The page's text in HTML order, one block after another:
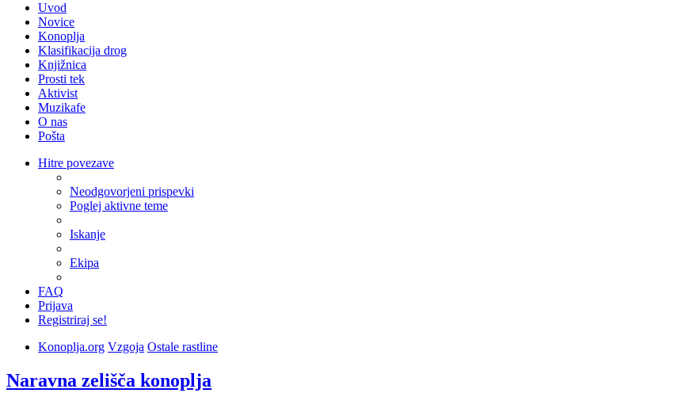
Uvod
Novice
Konoplja
Klasifikacija drog
Knjižnica
Prosti tek
Aktivist
Muzikafe
O nas
Pošta
Hitre povezave
Neodgovorjeni prispevki
Poglej aktivne teme
Iskanje
Ekipa
FAQ
Prijava
Registriraj se!
Konoplja.org Vzgoja Ostale rastline
Naravna zelišča konoplja